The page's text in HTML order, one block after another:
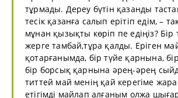
тұрмады. Дереу бүтін қазанды
тесік қазанға салып ерітіп едім, –
мұнан қызықты көріп пе едіңіз?
жерге тамбай,тұра қалды. Еріген
қотарғанымда, бір түйе қарнына,
бір борсық қарнына әрең-әрең
титтей май менің қай керегіме
етігімді майлап алғаным олжа